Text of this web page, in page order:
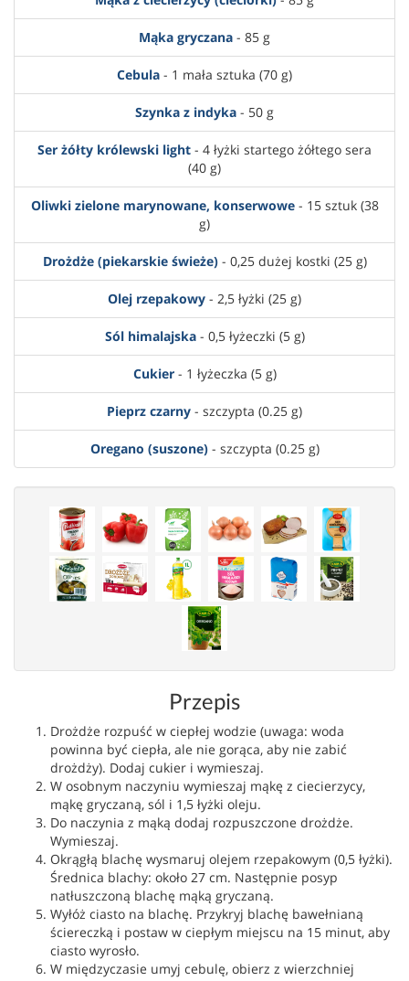
Mąka gryczana - 85 g
Cebula - 1 mała sztuka (70 g)
Szynka z indyka - 50 g
Ser żółty królewski light - 4 łyżki startego żółtego sera
(40 g)
Oliwki zielone marynowane, konserwowe- 15 sztuk (38
g)
Drożdże (piekarskie świeże)- 0,25 dużej kostki (25 g)
Olej rzepakowy - 2,5 łyżki (25 g)
Sól himalajska- 0,5 łyżeczki (5 g)
Cukier- 1 łyżeczka (5 g)
Pieprz czarny - szczypta (0.25 g)
Oregano (suszone)- szczypta (0.25 g)
Przepis
Drożdże rozpuść w ciepłej wodzie (uwaga: woda
powinna być ciepła, ale nie gorąca, aby nie zabić
drożdży). Dodaj cukier i wymieszaj.
W osobnym naczyniu wymieszaj mąkę z ciecierzycy,
mąkę gryczaną, sól i 1,5 łyżki oleju.
Do naczynia z mąką dodaj rozpuszczone drożdże.
Wymieszaj.
Okrągłą blachę wysmaruj olejem rzepakowym (0,5 łyżki).
Średnica blachy: około 27 cm. Następnie posyp
natłuszczoną blachę mąką gryczaną.
Wyłóż ciasto na blachę. Przykryj blachę bawełnianą
ściereczką i postaw w ciepłym miejscu na 15 minut, aby
ciasto wyrosło.
W międzyczasie umyj cebulę, obierz z wierzchniej